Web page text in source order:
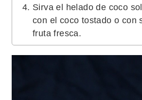
Sirva el helado de coco
con el coco tostado o con
fruta fresca.